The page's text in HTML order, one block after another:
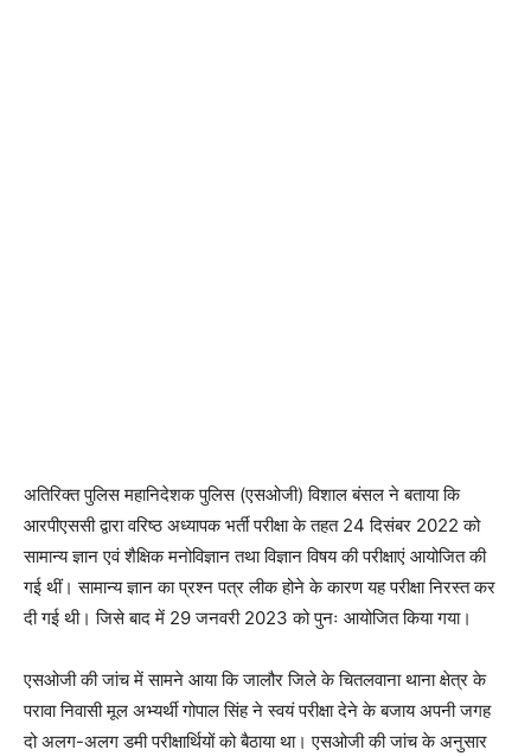
अतिरिक्त पुलिस महानिदेशक पुलिस (एसओजी) विशाल बंसल ने बताया कि
आरपीएससी द्वारा वरिष्ठ अध्यापक भर्ती परीक्षा के तहत 24 दिसंबर 2022 को
सामान्य ज्ञान एवं शैक्षिक मनोविज्ञान तथा विज्ञान विषय की परीक्षाएं आयोजित की
गई थीं। सामान्य ज्ञान का प्रश्न पत्र लीक होने के कारण यह परीक्षा निरस्त कर
दी गई थी। जिसे बाद में 29 जनवरी 2023 को पुनः आयोजित किया गया।
एसओजी की जांच में सामने आया कि जालौर जिले के चितलवाना थाना क्षेत्र के
परावा निवासी मूल अभ्यर्थी गोपाल सिंह ने स्वयं परीक्षा देने के बजाय अपनी जगह
दो अलग-अलग डमी परीक्षार्थियों को बैठाया था। एसओजी की जांच के अनुसार